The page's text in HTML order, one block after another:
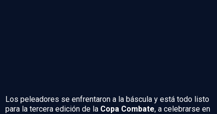
Los peleadores se enfrentaron a la báscula y está todo listo
para la tercera edición de la Copa Combate, a celebrarse en